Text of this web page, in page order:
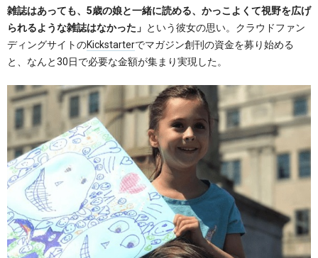
雑誌はあっても、5歳の娘と一緒に読める、かっこよくて視野を広げ
られるような雑誌はなかった」 という彼女の思い。クラウドファン
ディングサイトのKickstarterでマガジン創刊の資金を募り始める
と、なんと30日で必要な金額が集まり実現した。